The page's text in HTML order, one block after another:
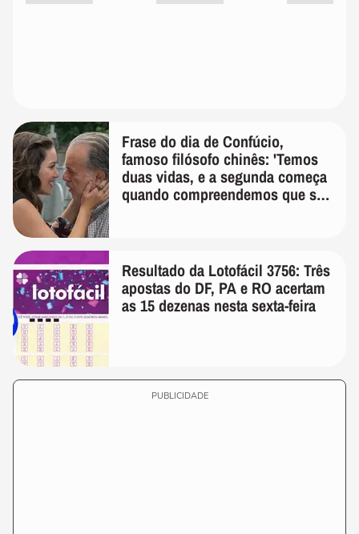
Frase do dia de Confúcio,
famoso filósofo chinês: 'Temos
duas vidas, e a segunda começa
quando compreendemos que só
Resultado da Lotofácil 3756: Três
apostas do DF, PA e RO acertam
as 15 dezenas nesta sexta-feira
PUBLICIDADE